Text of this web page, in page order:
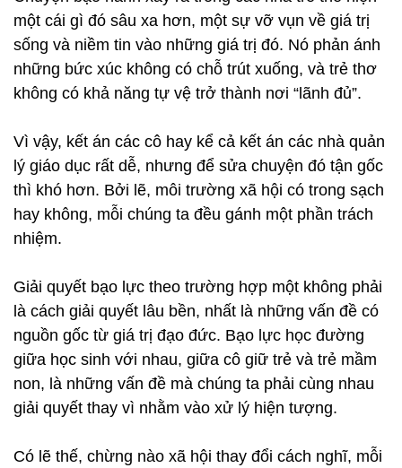
một cái gì đó sâu xa hơn, một sự vỡ vụn về giá trị
sống và niềm tin vào những giá trị đó. Nó phản ánh
những bức xúc không có chỗ trút xuống, và trẻ thơ
không có khả năng tự vệ trở thành nơi “lãnh đủ”.
Vì vậy, kết án các cô hay kể cả kết án các nhà quản
lý giáo dục rất dễ, nhưng để sửa chuyện đó tận gốc
thì khó hơn. Bởi lẽ, môi trường xã hội có trong sạch
hay không, mỗi chúng ta đều gánh một phần trách
nhiệm.
Giải quyết bạo lực theo trường hợp một không phải
là cách giải quyết lâu bền, nhất là những vấn đề có
nguồn gốc từ giá trị đạo đức. Bạo lực học đường
giữa học sinh với nhau, giữa cô giữ trẻ và trẻ mầm
non, là những vấn đề mà chúng ta phải cùng nhau
giải quyết thay vì nhằm vào xử lý hiện tượng.
Có lẽ thế, chừng nào xã hội thay đổi cách nghĩ, mỗi